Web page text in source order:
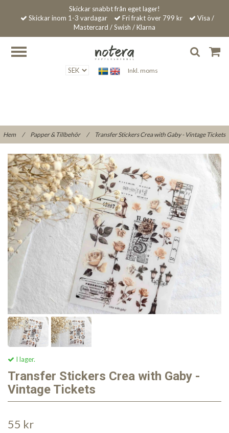
Skickar snabbt från eget lager!
Skickar inom 1-3 vardagar
Fri frakt över 799 kr
Visa /
Mastercard / Swish / Klarna
Inkl. moms
Hem / Papper & Tillbehör / Transfer Stickers Crea with Gaby - Vintage Tickets
I lager.
Transfer Stickers Crea with Gaby -
Vintage Tickets
55 kr